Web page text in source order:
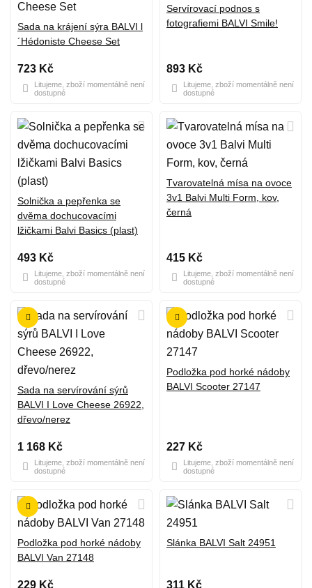
Sada na krájení sýra BALVI l
´Hédoniste Cheese Set
723 Kč
Litujeme, zboží momentálně není
dostupné
Servírovací podnos s
fotografiemi BALVI Smile!
893 Kč
Litujeme, zboží momentálně není
dostupné
Solnička a pepřenka se
dvěma dochucovacími
lžičkami Balvi Basics (plast)
493 Kč
Litujeme, zboží momentálně není
dostupné
Tvarovatelná mísa na ovoce
3v1 Balvi Multi Form, kov,
černá
415 Kč
Litujeme, zboží momentálně není
dostupné
Sada na servírování sýrů
BALVI I Love Cheese 26922,
dřevo/nerez
1 168 Kč
Litujeme, zboží momentálně není
dostupné
Podložka pod horké nádoby
BALVI Scooter 27147
227 Kč
Litujeme, zboží momentálně není
dostupné
Podložka pod horké nádoby
BALVI Van 27148
229 Kč
Slánka BALVI Salt 24951
311 Kč